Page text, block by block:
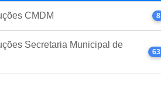
CMDM 8
Secretaria Municipal de
63